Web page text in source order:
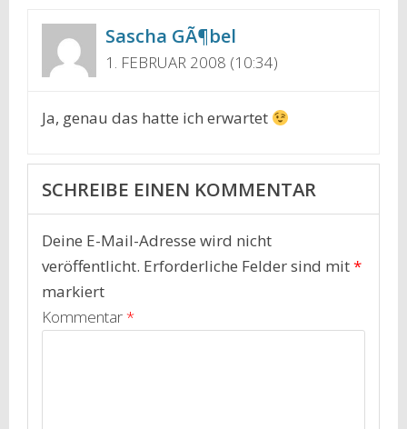
Sascha GÃ¶bel
1. FEBRUAR 2008 (10:34)
Ja, genau das hatte ich erwartet
SCHREIBE EINEN KOMMENTAR
Deine E-Mail-Adresse wird nicht
veröffentlicht. Erforderliche Felder sind mit*
markiert
Kommentar*